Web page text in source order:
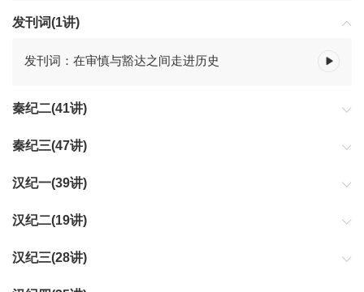
发刊词(1讲)
发刊词：在审慎与豁达之间走进历史
秦纪二(41讲)
秦纪三(47讲)
汉纪一(39讲)
汉纪二(19讲)
汉纪三(28讲)